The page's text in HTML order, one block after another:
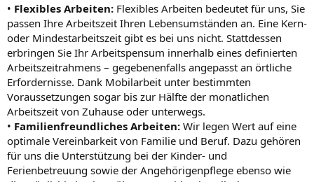
• Flexibles Arbeiten: Flexibles Arbeiten bedeutet für uns, Sie
passen Ihre Arbeitszeit Ihren Lebensumständen an. Eine Kern-
oder Mindestarbeitszeit gibt es bei uns nicht. Stattdessen
erbringen Sie Ihr Arbeitspensum innerhalb eines definierten
Arbeitszeitrahmens – gegebenenfalls angepasst an örtliche
Erfordernisse. Dank Mobilarbeit unter bestimmten
Voraussetzungen sogar bis zur Hälfte der monatlichen
Arbeitszeit von Zuhause oder unterwegs.
• Familienfreundliches Arbeiten: Wir legen Wert auf eine
optimale Vereinbarkeit von Familie und Beruf. Dazu gehören
für uns die Unterstützung bei der Kinder- und
Ferienbetreuung sowie der Angehörigenpflege ebenso wie